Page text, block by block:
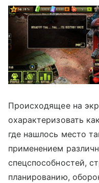
Происходящее на
охарактеризовать
где нашлось место
применением
спецспособностей,
планированию,